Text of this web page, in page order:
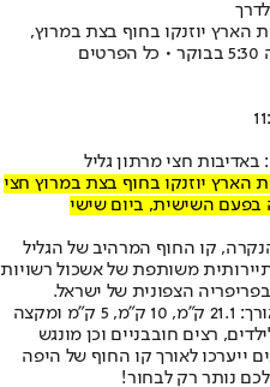
הארץ יוזנקו בחוף בצת במרוץ,
שיתקיים ביום שישי ה-18.11.22 בשעה 5:30 בבוקר • כל הפרטים
הארץ יוזנקו בחוף בצת במרוץ חצי
בפעם השישית, ביום שישי
קו החוף המרהיב של הגליל
משותפת של אשכול רשויות
במסגרת המרוץ יתקיימו 4 מקצים באורך: 21.1 ק"מ, 10 ק"מ, 5 ק"מ ומקצה
גם לילדים, רצים חובבניים וכן מונגש
ייערכו לאורך קו החוף של היפה